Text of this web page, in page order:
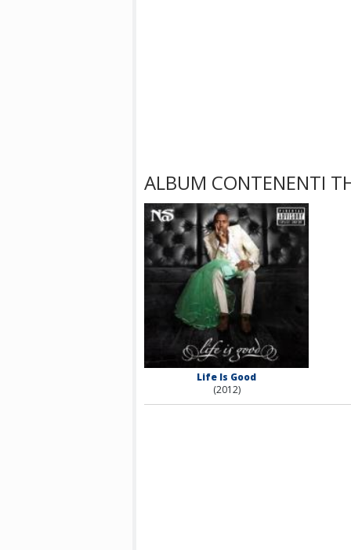
ALBUM CONTENENTI
Life Is Good
(2012)